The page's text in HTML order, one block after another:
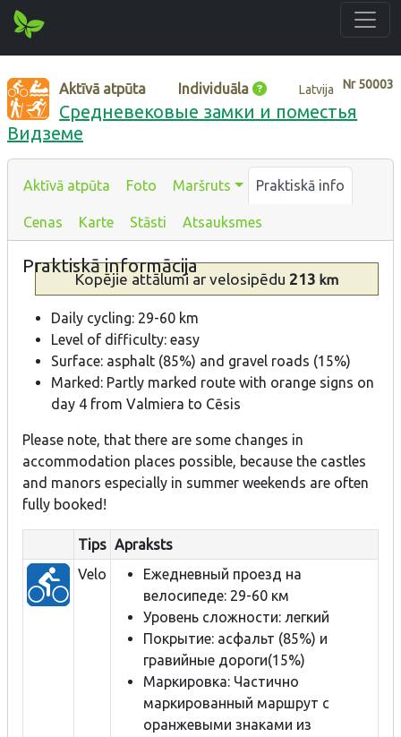
Nr50003
Aktīvā atpūta Individuāla Latvija
Средневековые замки и поместья
Видземе
Aktīvā atpūta Foto Maršruts Praktiskā info
Cenas Karte Stāsti Atsauksmes
Praktiskā informācija
Kopējie attālumi ar velosipēdu 213 km
Daily cycling: 29-60 km
Level of difficulty: easy
Surface: asphalt (85%) and gravel roads (15%)
Marked: Partly marked route with orange signs on
day 4 from Valmiera to Cēsis
Please note, that there are some changes in
accommodation places possible, because the castles
and manors especially in summer weekends are often
fully booked!
Tips Apraksts
Velo
Ежедневный проезд на
велосипеде: 29-60 км
Уровень сложности: легкий
Покрытие: асфальт (85%) и
гравийные дороги(15%)
Маркировка: Частично
маркированный маршрут с
оранжевыми знаками из